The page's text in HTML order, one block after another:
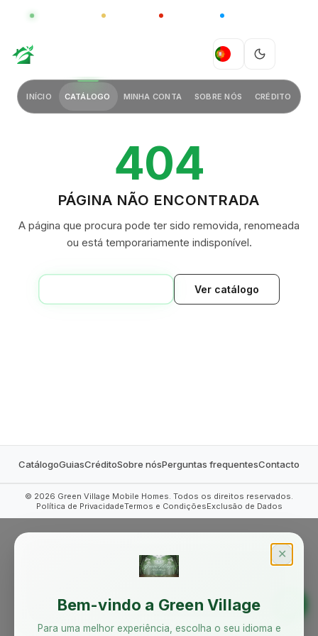
GLOBAL CHINA
PT
INÍCIO CATÁLOGO MINHA CONTA SOBRE NÓS CRÉDITO
404
PÁGINA NÃO ENCONTRADA
A página que procura pode ter sido removida, renomeada
ou está temporariamente indisponível.
Ver catálogo
CatálogoGuiasCréditoSobre nósPerguntas frequentesContacto
© 2026 Green Village Mobile Homes. Todos os direitos reservados.
Política de PrivacidadeTermos e CondiçõesExclusão de Dados
✕
Bem-vindo a Green Village
Para uma melhor experiência, escolha o seu idioma e